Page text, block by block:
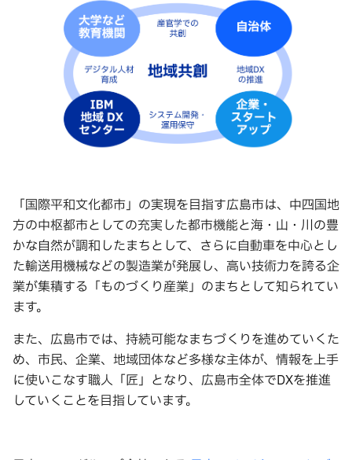
「国際平和文化都市」の実現を目指す広島市は、中四国地
方の中枢都市としての充実した都市機能と海・山・川の豊
かな自然が調和したまちとして、さらに自動車を中心とし
た輸送用機械などの製造業が発展し、高い技術力を誇る企
業が集積する「ものづくり産業」のまちとして知られてい
ます。
また、広島市では、持続可能なまちづくりを進めていくた
め、市民、企業、地域団体など多様な主体が、情報を上手
に使いこなす職人「匠」となり、広島市全体でDXを推進
していくことを目指しています。